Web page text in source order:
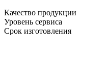
Качество продукции
Уровень сервиса
Срок изготовления